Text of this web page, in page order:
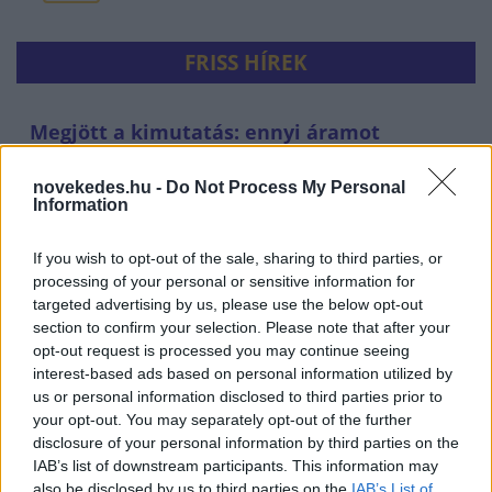
novekedes.hu - Do Not Process My Personal
Information
If you wish to opt-out of the sale, sharing to third parties, or
processing of your personal or sensitive information for
targeted advertising by us, please use the below opt-out
section to confirm your selection. Please note that after your
opt-out request is processed you may continue seeing
interest-based ads based on personal information utilized by
us or personal information disclosed to third parties prior to
your opt-out. You may separately opt-out of the further
disclosure of your personal information by third parties on the
IAB’s list of downstream participants. This information may
FRISS HÍREK
Megjött a kimutatás: ennyi áramot
vonatlassításokkal
Olasz lap: dzsihadista hálózatokra és a ceutai